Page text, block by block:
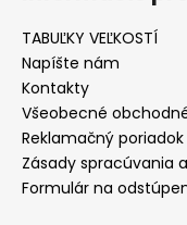
u
j
e
t
e
n
á
j
TABUĽKY VEĽKOSTÍ
Napíšte nám
Kontakty
Všeobecné
Reklamačný poriadok
Zásady spracúvania
Formulár na